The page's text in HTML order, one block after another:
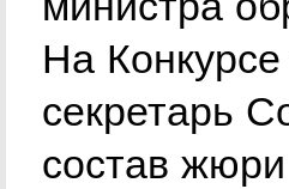
На Конкурсе
секретарь
состав